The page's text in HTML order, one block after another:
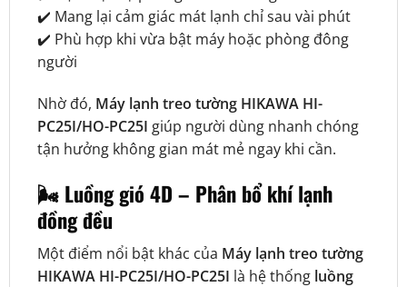
✔️ Mang lại cảm giác mát lạnh chỉ sau vài phút
✔️ Phù hợp khi vừa bật máy hoặc phòng đông
người
Nhờ đó, Máy lạnh treo tường HIKAWA HI-
PC25I/HO-PC25I giúp người dùng nhanh chóng
tận hưởng không gian mát mẻ ngay khi cần.
🌬️ Luồng gió 4D – Phân bổ khí lạnh
đồng đều
Một điểm nổi bật khác của Máy lạnh treo tường
HIKAWA HI-PC25I/HO-PC25I là hệ thống luồng